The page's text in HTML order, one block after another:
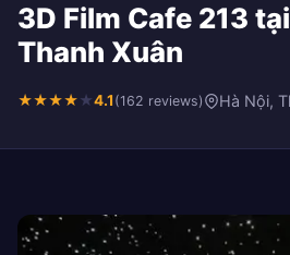
3D Film Cafe 213
Thanh Xuân
★★★★★4.1 (162 reviews) Hà Nội,